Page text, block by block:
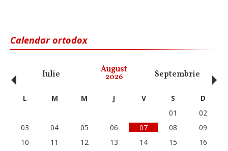
Calendar ortodox
Iulie August
2026 Septembrie
‹ L M M J V S
D
01
02
03
04 05 06 07 08
09
10
11 12 13 14 15
16